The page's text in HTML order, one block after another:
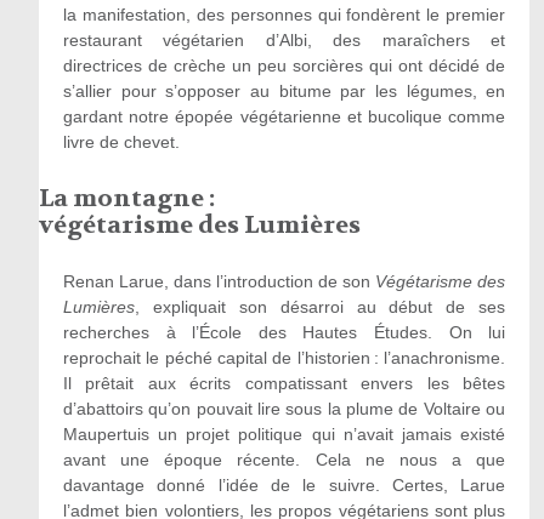
la manifestation, des personnes qui fondèrent le premier
restaurant végétarien d’Albi, des maraîchers et
directrices de crèche un peu sorcières qui ont décidé de
s’allier pour s’opposer au bitume par les légumes, en
gardant notre épopée végétarienne et bucolique comme
livre de chevet.
La montagne :
végétarisme des Lumières
Renan Larue, dans l’introduction de son Végétarisme des
Lumières, expliquait son désarroi au début de ses
recherches à l’École des Hautes Études. On lui
reprochait le péché capital de l’historien : l’anachronisme.
Il prêtait aux écrits compatissant envers les bêtes
d’abattoirs qu’on pouvait lire sous la plume de Voltaire ou
Maupertuis un projet politique qui n’avait jamais existé
avant une époque récente. Cela ne nous a que
davantage donné l’idée de le suivre. Certes, Larue
l’admet bien volontiers, les propos végétariens sont plus